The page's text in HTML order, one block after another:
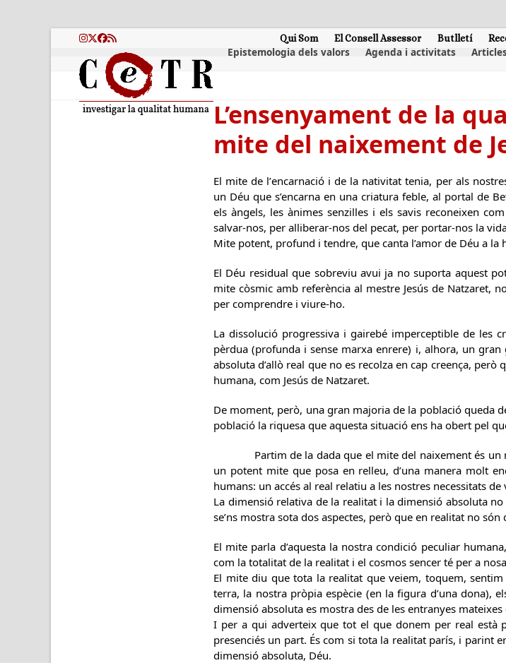
Instagram
Twitter
Facebook
RSS Qui Som El Consell Assessor Butlletí
Epistemologia dels valors Agenda i activitats
L’ensenyament de la
mite del naixement de
El mite de l’encarnació i de la nativitat tenia, per als
un Déu que s’encarna en una criatura feble, al portal de
els àngels, les ànimes senzilles i els savis reconeixen
salvar-nos, per alliberar-nos del pecat, per portar-nos la
Mite potent, profund i tendre, que canta l’amor de Déu a la
El Déu residual que sobreviu avui ja no suporta aquest
mite còsmic amb referència al mestre Jesús de Natzaret,
per comprendre i viure-ho.
La dissolució progressiva i gairebé imperceptible de les
pèrdua (profunda i sense marxa enrere) i, alhora, un
absoluta d’allò real que no es recolza en cap creença,
humana, com Jesús de Natzaret.
De moment, però, una gran majoria de la població queda
població la riquesa que aquesta situació ens ha obert pel
Partim de la dada que el mite del naixement és un
un potent mite que posa en relleu, d’una manera molt
humans: un accés al real relatiu a les nostres necessitats
La dimensió relativa de la realitat i la dimensió absoluta
se’ns mostra sota dos aspectes, però que en realitat no
El mite parla d’aquesta la nostra condició peculiar
com la totalitat de la realitat i el cosmos sencer té per a
El mite diu que tota la realitat que veiem, toquem,
terra, la nostra pròpia espècie (en la figura d’una dona),
dimensió absoluta es mostra des de les entranyes
I per a qui adverteix que tot el que donem per real està
presenciés un part. És com si tota la realitat parís, i parint
dimensió absoluta, Déu.